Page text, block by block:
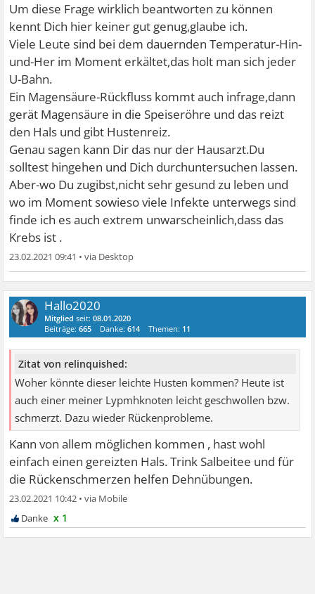
Um diese Frage wirklich beantworten zu können
kennt Dich hier keiner gut genug,glaube ich.
Viele Leute sind bei dem dauernden Temperatur-Hin-
und-Her im Moment erkältet,das holt man sich jeder
U-Bahn.
Ein Magensäure-Rückfluss kommt auch infrage,dann
gerät Magensäure in die Speiseröhre und das reizt
den Hals und gibt Hustenreiz.
Genau sagen kann Dir das nur der Hausarzt.Du
solltest hingehen und Dich durchuntersuchen lassen.
Aber-wo Du zugibst,nicht sehr gesund zu leben und
wo im Moment sowieso viele Infekte unterwegs sind
finde ich es auch extrem unwarscheinlich,dass das
Krebs ist .
23.02.2021 09:41 •
Hallo2020
Mitglied seit:08.01.2020
Beiträge:665 Danke:614 Themen: 11
Zitat von relinquished:
Woher könnte dieser leichte Husten kommen? Heute ist
auch einer meiner Lypmhknoten leicht geschwollen bzw.
schmerzt. Dazu wieder Rückenprobleme.
Kann von allem möglichen kommen , hast wohl
einfach einen gereizten Hals. Trink Salbeitee und für
die Rückenschmerzen helfen Dehnübungen.
23.02.2021 10:42 •
x 1